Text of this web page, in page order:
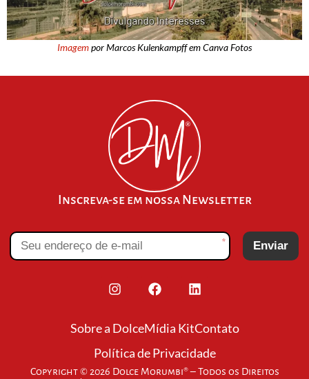
Imagempor Marcos Kulenkampff em Canva Fotos
Inscreva-se em nossa Newsletter
* Enviar
Sobre a DolceMídia KitContato
Política de Privacidade
Copyright © 2026 Dolce Morumbi® – Todos os Direitos